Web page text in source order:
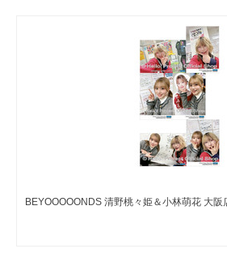
BEYOOOOONDS 清野桃々姫＆小林萌花 大阪